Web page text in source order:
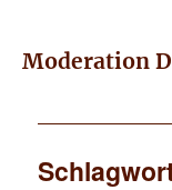
Moderation